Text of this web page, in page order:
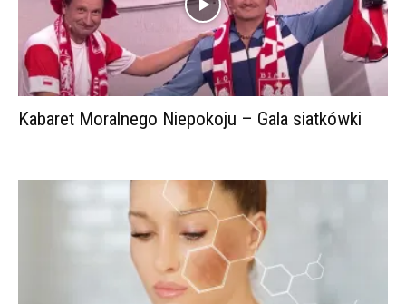
Kabaret Moralnego Niepokoju – Gala siatkówki